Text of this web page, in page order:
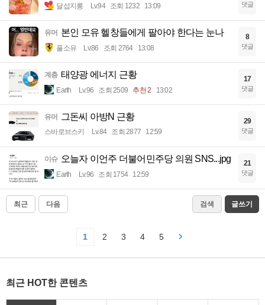
달섭지롱 Lv.94 조회 1232 13:09 댓글
유머 본인 모유 헬창들에게 팔아야 한다는 눈나
풀소유 Lv.86 조회 2764 13:08
8
댓글
계층 태양광 에너지 근황
Earth Lv.96 조회 2509 추천 2 13:02
17
댓글
유머 그돈씨 아방N 근황
스바로브스키 Lv.84 조회 2877 12:59
29
댓글
이슈 오늘자 이언주 더불어민주당 의원 SNS...jpg
Earth Lv.96 조회 1754 12:59
21
댓글
최근 다음 검색 글쓰기
1 2 3 4 5
최근 HOT한 콘텐츠